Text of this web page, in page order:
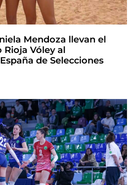
Mendoza llevan el
Vóley al
de Selecciones